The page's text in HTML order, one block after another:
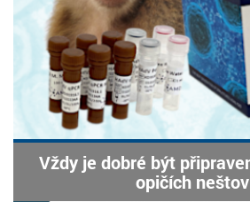
Vždy je dobré být
opičích